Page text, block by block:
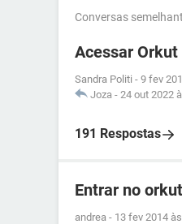
Conversas
Acessar
Sandra Politi - 9 fev
Joza - 24 out 2022
191 Respostas
Entrar no
andrea - 13 fev 2014